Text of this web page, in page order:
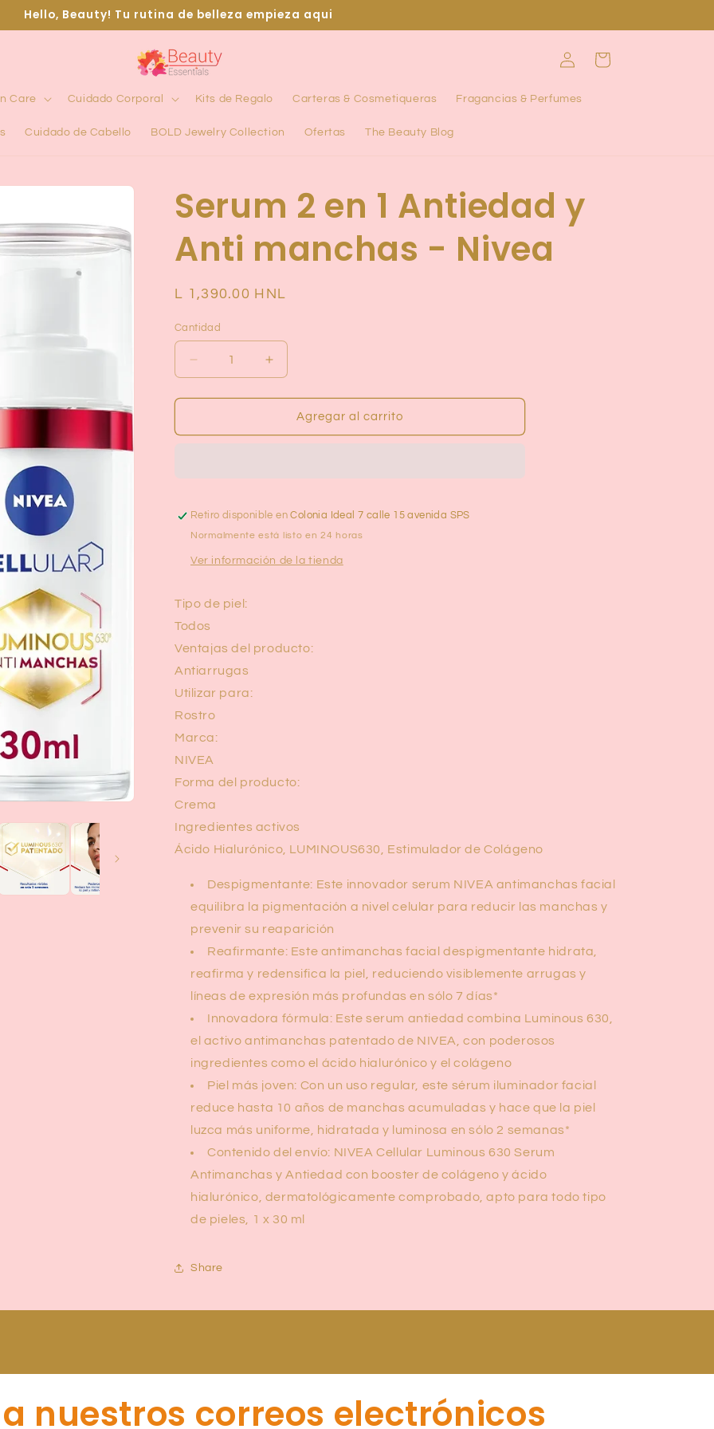
Hello, Beauty! Tu rutina de belleza empieza aqui
Care Cuidado Corporal Kits de Regalo Carteras & Cosmetiqueras Fragancias & Perfumes
Cuidado de Cabello BOLD Jewelry Collection Ofertas The Beauty Blog
sesión
Carrito
Serum 2 en 1 Antiedad y
Anti manchas - Nivea
Precio
L 1,390.00 HNL
Cantidad
Reducir
cantidad
para
2
Anti
manchas
Nivea
Aumentar
cantidad
para
Serum
2
Anti
manchas
Nivea
Agregar al carrito
Retiro disponible enColonia Ideal 7 calle 15 avenida SPS
Normalmente está listo en 24 horas
Ver información de la tienda
Tipo de piel:
Todos
Ventajas del producto:
Antiarrugas
Utilizar para:
Rostro
Marca:
NIVEA
Forma del producto:
Crema
Ingredientes activos
Ácido Hialurónico, LUMINOUS630, Estimulador de Colágeno
Despigmentante: Este innovador serum NIVEA antimanchas facial
equilibra la pigmentación a nivel celular para reducir las manchas y
prevenir su reaparición
Reafirmante: Este antimanchas facial despigmentante hidrata,
reafirma y redensifica la piel, reduciendo visiblemente arrugas y
líneas de expresión más profundas en sólo 7 días*
Innovadora fórmula: Este serum antiedad combina Luminous 630,
el activo antimanchas patentado de NIVEA, con poderosos
ingredientes como el ácido hialurónico y el colágeno
Piel más joven: Con un uso regular, este sérum iluminador facial
reduce hasta 10 años de manchas acumuladas y hace que la piel
luzca más uniforme, hidratada y luminosa en sólo 2 semanas*
Contenido del envío: NIVEA Cellular Luminous 630 Serum
Antimanchas y Antiedad con booster de colágeno y ácido
hialurónico, dermatológicamente comprobado, apto para todo tipo
de pieles, 1 x 30 ml
Share
nuestros correos electrónicos